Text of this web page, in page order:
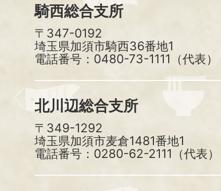
騎西総合支所
〒347-0192
埼玉県加須市騎西36番地1
電話番号：0480-73-1111（代表）
北川辺総合支所
〒349-1292
埼玉県加須市麦倉1481番地1
電話番号：0280-62-2111（代表）